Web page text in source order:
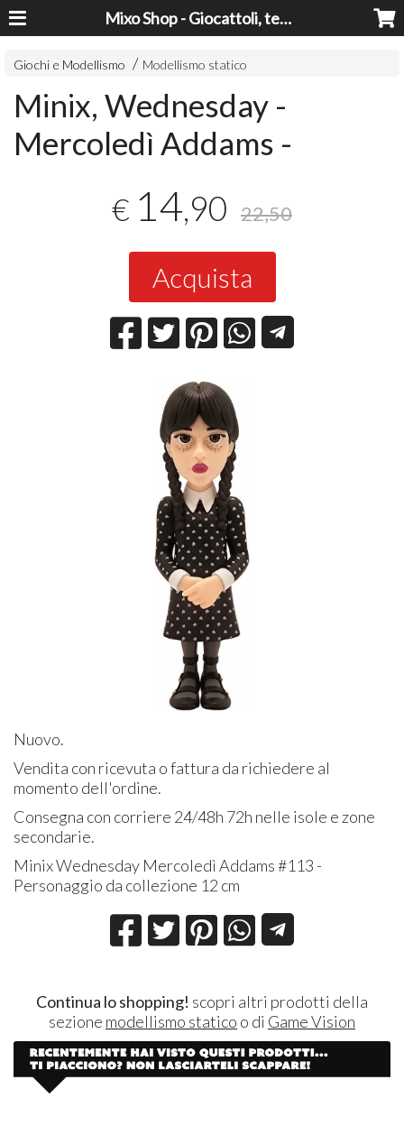
Mixo Shop - Giocattoli, tecnologia, casa e giardino a prezzi super!
Giochi e Modellismo Modellismo statico
Minix, Wednesday -
Mercoledì Addams -
€ 14,90 22,50
Acquista
Nuovo.
Vendita con ricevuta o fattura da richiedere al
momento dell'ordine.
Consegna con corriere 24/48h 72h nelle isole e zone
secondarie.
Minix Wednesday Mercoledì Addams #113 -
Personaggio da collezione 12 cm
Continua lo shopping! scopri altri prodotti della
sezione modellismo statico o di Game Vision